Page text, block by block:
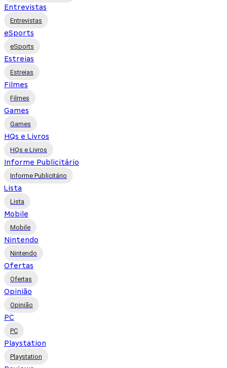
Entrevistas
Entrevistas
eSports
eSports
Estreias
Estreias
Filmes
Filmes
Games
Games
HQs e Livros
HQs e Livros
Informe Publicitário
Informe Publicitário
Lista
Lista
Mobile
Mobile
Nintendo
Nintendo
Ofertas
Ofertas
Opinião
Opinião
PC
PC
Playstation
Playstation